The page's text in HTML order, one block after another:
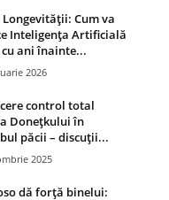
Longevității: Cum va
Inteligența Artificială
ani înainte...
2026
control total
Donețkului în
păcii – discuții...
2025
dă forță binelui: